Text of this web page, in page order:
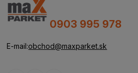
0903 995 978
E-mail:obchod@maxparket.sk